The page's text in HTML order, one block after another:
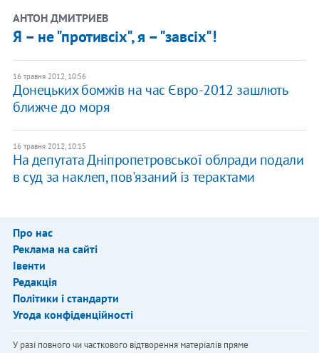
АНТОН ДМИТРИЕВ
Я – не "противсіх", я – "завсіх"!
16 травня 2012, 10:56
Донецьких бомжів на час Євро-2012 зашлють
ближче до моря
16 травня 2012, 10:15
На депутата Дніпропетровської облради подали
в суд за наклеп, пов'язаний із терактами
Про нас
Реклама на сайті
Івенти
Редакція
Політики і стандарти
Угода конфіденційності
У разі повного чи часткового відтворення матеріалів пряме